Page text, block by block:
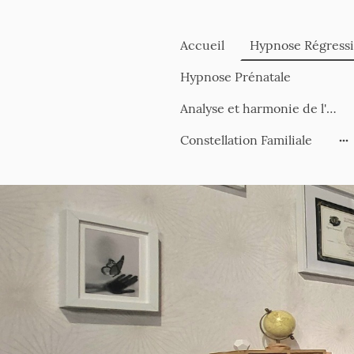
Accueil
Hypnose
Hypnose Prénatale
Analyse et harmonie de l'habitat
Constellation Familiale